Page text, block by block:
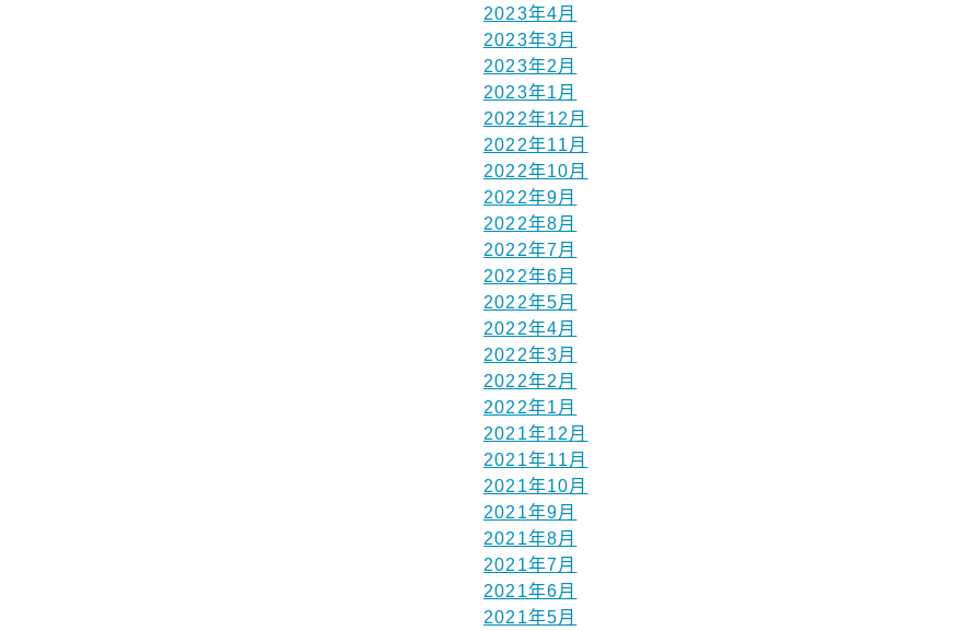
2023年4月
2023年3月
2023年2月
2023年1月
2022年12月
2022年11月
2022年10月
2022年9月
2022年8月
2022年7月
2022年6月
2022年5月
2022年4月
2022年3月
2022年2月
2022年1月
2021年12月
2021年11月
2021年10月
2021年9月
2021年8月
2021年7月
2021年6月
2021年5月